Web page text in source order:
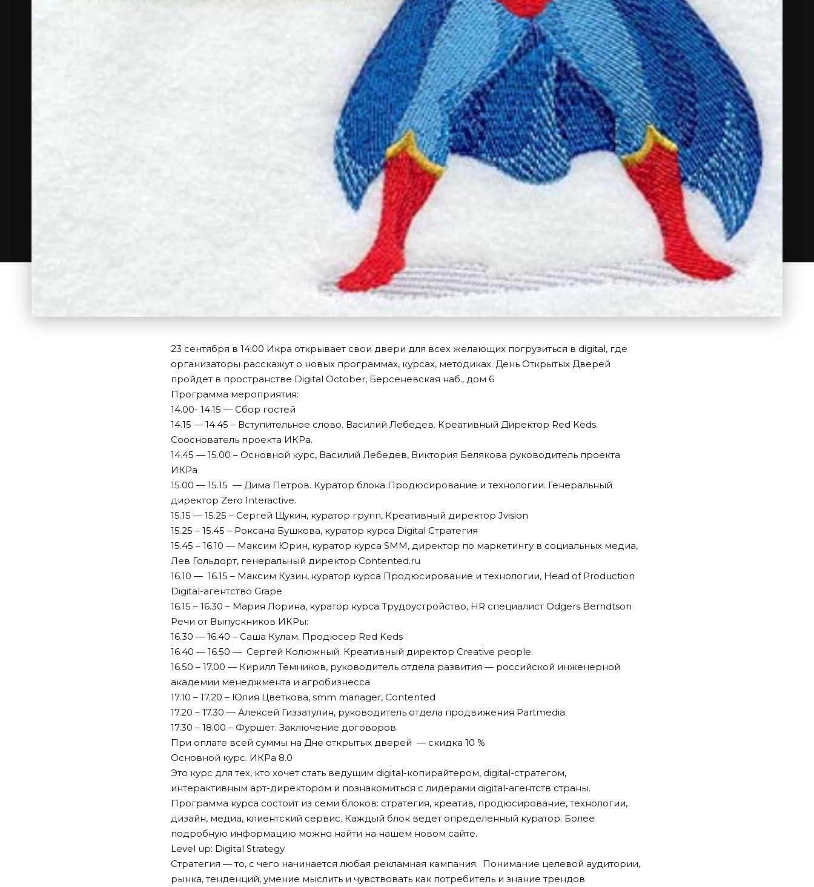
23 сентября в 14:00 Икра открывает свои двери для всех желающих погрузиться в digital, где
организаторы расскажут о новых программах, курсах, методиках. День Открытых Дверей
пройдет в пространстве Digital October, Берсеневская наб., дом 6
Программа мероприятия:
14.00- 14.15 — Cбор гостей
14.15 — 14.45 – Вступительное слово. Василий Лебедев. Креативный Директор Red Keds.
Сооснователь проекта ИКРа.
14.45 — 15.00 – Основной курс, Василий Лебедев, Виктория Белякова руководитель проекта
ИКРа
15.00 — 15.15 — Дима Петров. Куратор блока Продюсирование и технологии. Генеральный
директор Zero Interactive.
15.15 — 15.25 – Сергей Щукин, куратор групп, Креативный директор Jvision
15.25 – 15.45 – Роксана Бушкова, куратор курса Digital Стратегия
15.45 – 16.10 — Максим Юрин, куратор курса SMM, директор по маркетингу в социальных медиа,
Лев Гольдорт, генеральный директор Contented.ru
16.10 — 16.15 – Максим Кузин, куратор курса Продюсирование и технологии, Head of Production
Digital-агентство Grape
16.15 – 16.30 – Мария Лорина, куратор курса Трудоустройство, HR специалист Odgers Berndtson
Речи от Выпускников ИКРы:
16.30 — 16.40 – Саша Кулам. Продюсер Red Keds
16.40 — 16.50 — Сергей Колюжный. Креативный директор Creative people.
16.50 – 17.00 — Кирилл Темников, руководитель отдела развития — российской инженерной
академии менеджмента и агробизнесса
17.10 – 17.20 – Юлия Цветкова, smm manager, Contented
17.20 – 17.30 — Алексей Гиззатулин, руководитель отдела продвижения Partmedia
17.30 – 18.00 – Фуршет. Заключение договоров.
При оплате всей суммы на Дне открытых дверей — скидка 10 %
Основной курс. ИКРа 8.0
Это курс для тех, кто хочет стать ведущим digital-копирайтером, digital-стратегом,
интерактивным арт-директором и познакомиться с лидерами digital-агентств страны.
Программа курса состоит из семи блоков: стратегия, креатив, продюсирование, технологии,
дизайн, медиа, клиентский сервис. Каждый блок ведет определенный куратор. Более
подробную информацию можно найти на нашем новом сайте.
Level up: Digital Strategy
Стратегия — то, с чего начинается любая рекламная кампания. Понимание целевой аудитории,
рынка, тенденций, умение мыслить и чувствовать как потребитель и знание трендов